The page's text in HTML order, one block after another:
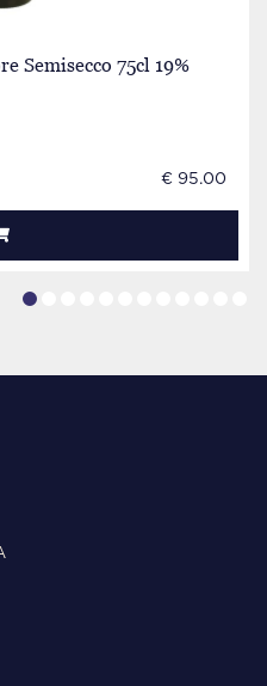
Semisecco 75cl 19%
€ 95.00